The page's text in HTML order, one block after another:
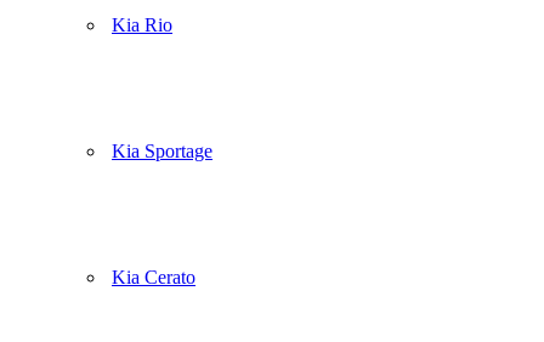
Kia Rio
Kia Sportage
Kia Cerato